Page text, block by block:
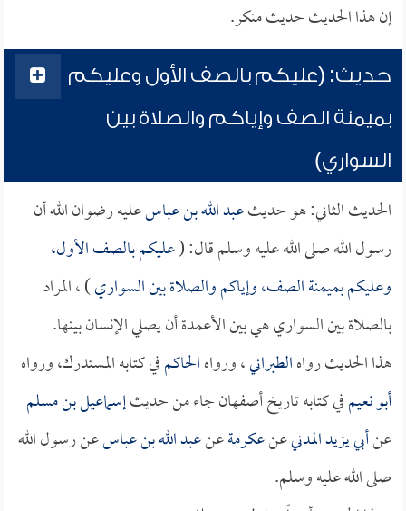
إن هذا الحديث حديث منكر.
حديث: (عليكم بالصف الأول وعليكم
بميمنة الصف وإياكم والصلاة بين
السواري)
الحديث الثاني: هو حديثعبد الله بن عباسعليه رضوان الله أن
رسول الله صلى الله عليه وسلم قال: (عليكم بالصف الأول،
وعليكم بميمنة الصف، وإياكم والصلاة بين السواري) ، المراد
بالصلاة بين السواري هي بين الأعمدة أن يصلي الإنسان بينها.
هذا الحديث رواهالطبراني، ورواهالحاكمفي كتابه المستدرك، ورواه
أبو نعيمفي كتابه تاريخ أصفهان جاء من حديثإسماعيل بن مسلم
عنأبي يزيد المدنيعنعكرمةعنعبد الله بن عباسعن رسول الله
صلى الله عليه وسلم.